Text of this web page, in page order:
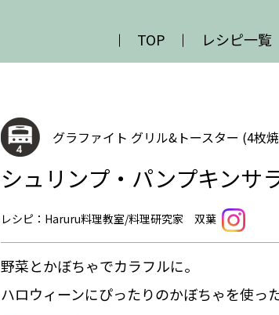
TOP レシピ一覧
グラファイト グリル&トースター (4枚
シュリンプ・パンプキンサ
レシピ：Haruru料理教室/料理研究家 双葉
野菜とかぼちゃでカラフルに。
ハロウィーンにぴったりのかぼちゃを使っ